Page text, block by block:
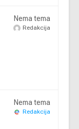
Nema tema
Redakcija
Nema tema
Redakcija